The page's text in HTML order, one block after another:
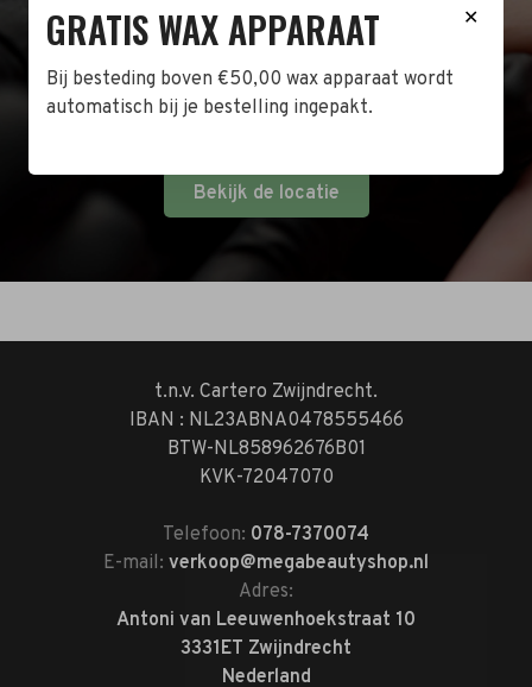
Naast de online shop hebben wij ook een fysieke
winkel in Zwijndrecht! Het adres is: Antoni van
Leeuwenhoekstraat 10. Kom op een doordeweekse
dag langs tussen 10:00 en 17:00 of op de zaterdag
Bekijk de locatie
t.n.v. Cartero Zwijndrecht.
IBAN : NL23ABNA0478555466
BTW-NL858962676B01
KVK-72047070
Telefoon: 078-7370074
E-mail: verkoop@megabeautyshop.nl
Adres:
Antoni van Leeuwenhoekstraat 10
3331ET Zwijndrecht
Nederland
✕
GRATIS WAX APPARAAT
Bij besteding boven €50,00 wax apparaat wordt
automatisch bij je bestelling ingepakt.